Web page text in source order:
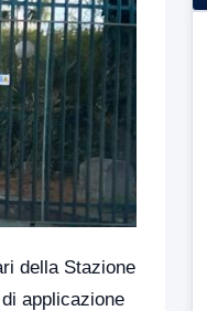
della Stazione
applicazione